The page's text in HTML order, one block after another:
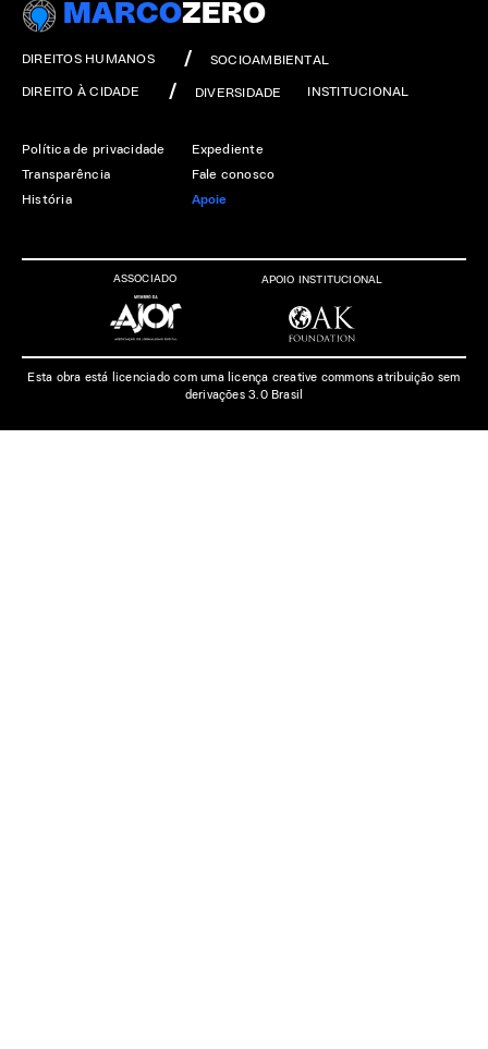
MARCOZERO
DIREITOS HUMANOS SOCIOAMBIENTAL
DIREITO À CIDADE DIVERSIDADE INSTITUCIONAL
Política de privacidade
Transparência
História
Expediente
Fale conosco
Apoie
ASSOCIADO APOIO INSTITUCIONAL
Esta obra está licenciado com uma licença creative commons atribuição sem
derivações 3.0 Brasil